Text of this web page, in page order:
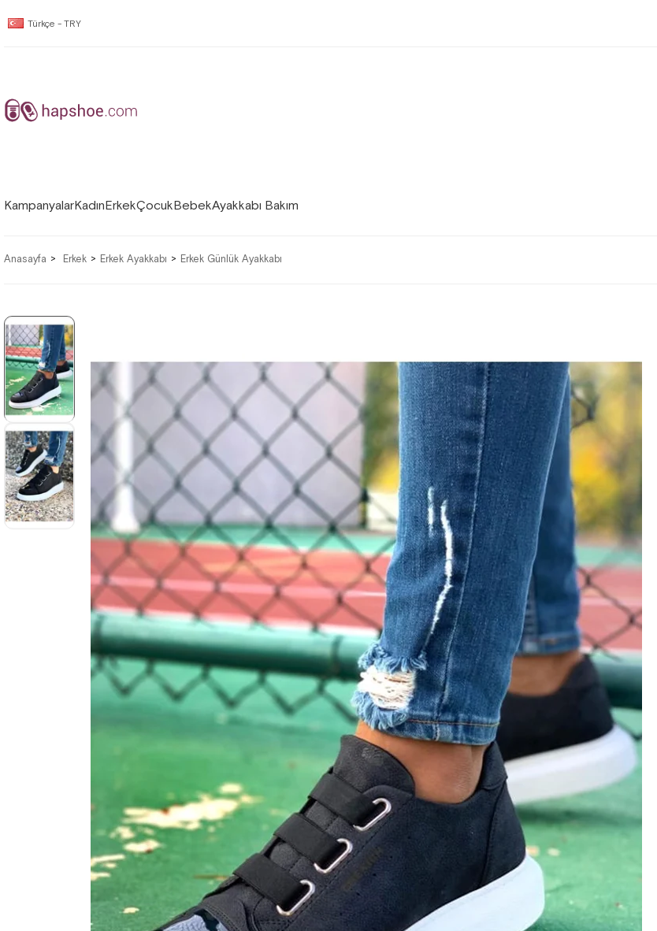
Türkçe - TRY
KampanyalarKadınErkekÇocukBebekAyakkabı Bakım
Anasayfa Erkek Erkek Ayakkabı Erkek Günlük Ayakkabı